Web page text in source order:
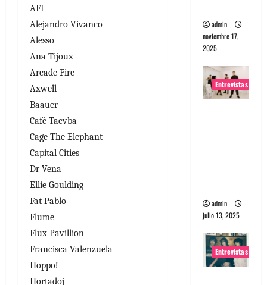
AFI
Alejandro Vivanco
Alesso
Ana Tijoux
Arcade Fire
Axwell
Baauer
Café Tacvba
Cage The Elephant
Capital Cities
Dr Vena
Ellie Goulding
Fat Pablo
Flume
Flux Pavillion
Francisca Valenzuela
Hoppo!
Hortadoj
admin
noviembre 17,
2025
Entrevistas
admin
julio 13, 2025
Entrevistas